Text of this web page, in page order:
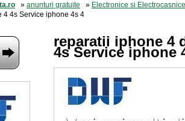
» anunturi gratuite » Electronice si Electrocasnice
4 4s Service iphone 4s 4
reparatii iphone 4
4s Service iphone